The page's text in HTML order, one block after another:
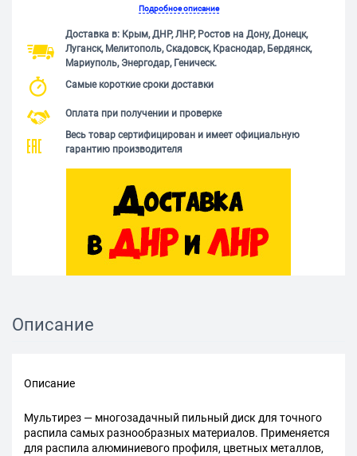
Подробное описание
Доставка в: Крым, ДНР, ЛНР, Ростов на Дону, Донецк,
Луганск, Мелитополь, Скадовск, Краснодар, Бердянск,
Мариуполь, Энергодар, Геническ.
Самые короткие сроки доставки
Оплата при получении и проверке
Весь товар сертифицирован и имеет официальную
гарантию производителя
Описание
Описание
Мультирез — многозадачный пильный диск для точного
распила самых разнообразных материалов. Применяется
для распила алюминиевого профиля, цветных металлов,